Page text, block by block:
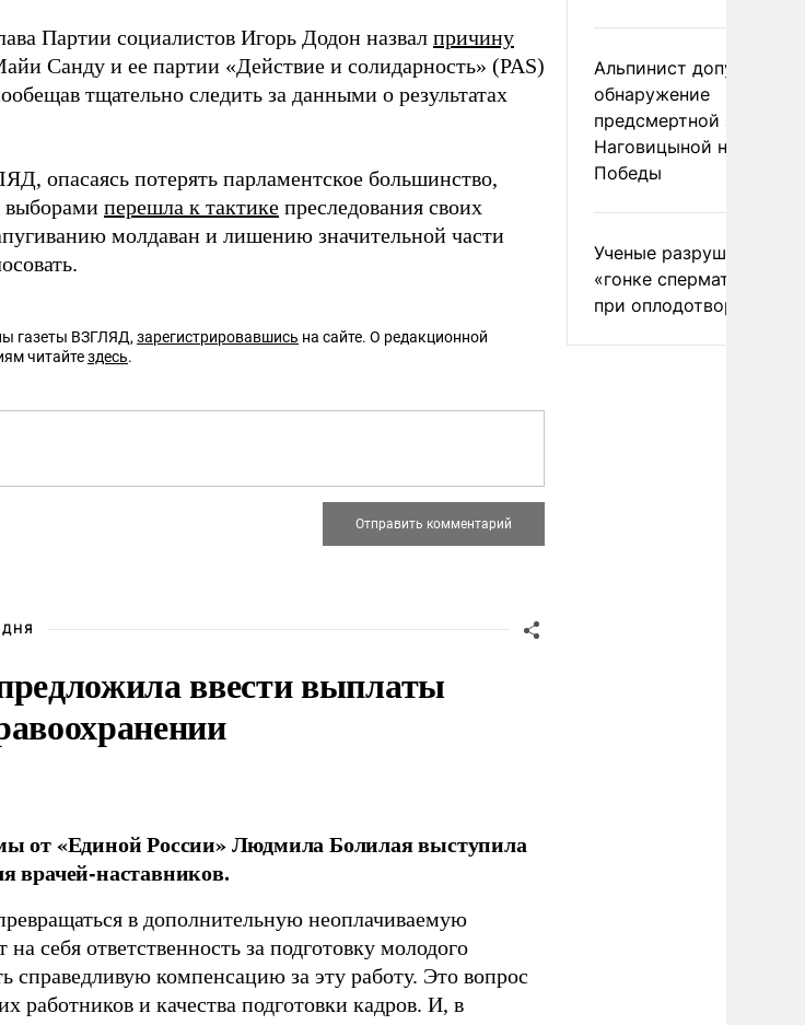
Партии социалистов Игорь Додон назвал причину
Санду и ее партии «Действие и солидарность» (PAS)
тщательно следить за данными о результатах
опасаясь потерять парламентское большинство,
выборами перешла к тактике преследования своих
молдаван и лишению значительной части
газеты ВЗГЛЯД, зарегистрировавшись на сайте. О редакционной
читайтездесь.
ввести выплаты
от «Единой России» Людмила Болилая выступила
врачей-наставников.
в дополнительную неоплачиваемую
себя ответственность за подготовку молодого
справедливую компенсацию за эту работу. Это вопрос
работников и качества подготовки кадров. И, в
Альпинист допустил
обнаружение
предсмертной записки
Наговицыной на пике
Победы
Ученые разрушили миф
«гонке
при оплодотворении